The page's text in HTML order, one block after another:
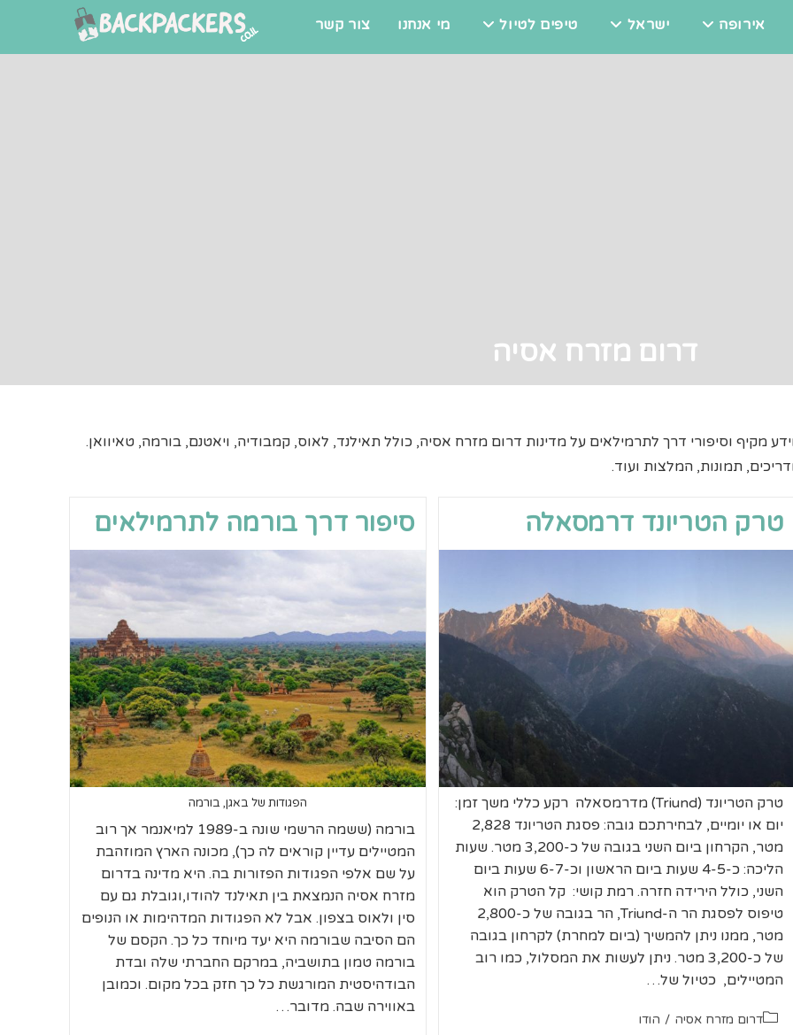
צור קשר מי אנחנו טיפים לטיול ישראל אירופה
דרום מזרח אסיה
מקיף וסיפורי דרך לתרמילאים על מדינות דרום מזרח אסיה, כולל תאילנד, לאוס, קמבודיה, ויאטנם, בורמה, טאיוואן.
תמונות, המלצות ועוד.
טרק הטריונד דרמסאלה
טרק הטריונד (Triund) מדרמסאלה רקע כללי משך זמן:
יום או יומיים, לבחירתכם גובה: פסגת הטריונד 2,828
מטר, הקרחון ביום השני בגובה של כ-3,200 מטר. שעות
הליכה: כ-4-5 שעות ביום הראשון וכ-6-7 שעות ביום
השני, כולל הירידה חזרה. רמת קושי: קל הטרק הוא
טיפוס לפסגת הר ה-Triund, הר בגובה של כ-2,800
מטר, ממנו ניתן להמשיך (ביום למחרת) לקרחון בגובה
של כ-3,200 מטר. ניתן לעשות את המסלול, כמו רוב
המטיילים, כטיול של…
קטגוריה:
דרום מזרח אסיה / הודו
סיפור דרך בורמה לתרמילאים
הפגודות של באגן, בורמה
בורמה (ששמה הרשמי שונה ב-1989 למיאנמר אך רוב
המטיילים עדיין קוראים לה כך), מכונה הארץ המוזהבת
על שם אלפי הפגודות הפזורות בה. היא מדינה בדרום
מזרח אסיה הנמצאת בין תאילנד להודו,וגובלת גם עם
סין ולאוס בצפון. אבל לא הפגודות המדהימות או הנופים
הם הסיבה שבורמה היא יעד מיוחד כל כך. הקסם של
בורמה טמון בתושביה, במרקם החברתי שלה ובדת
הבודהיסטית המורגשת כל כך חזק בכל מקום. וכמובן
באווירה שבה. מדובר…